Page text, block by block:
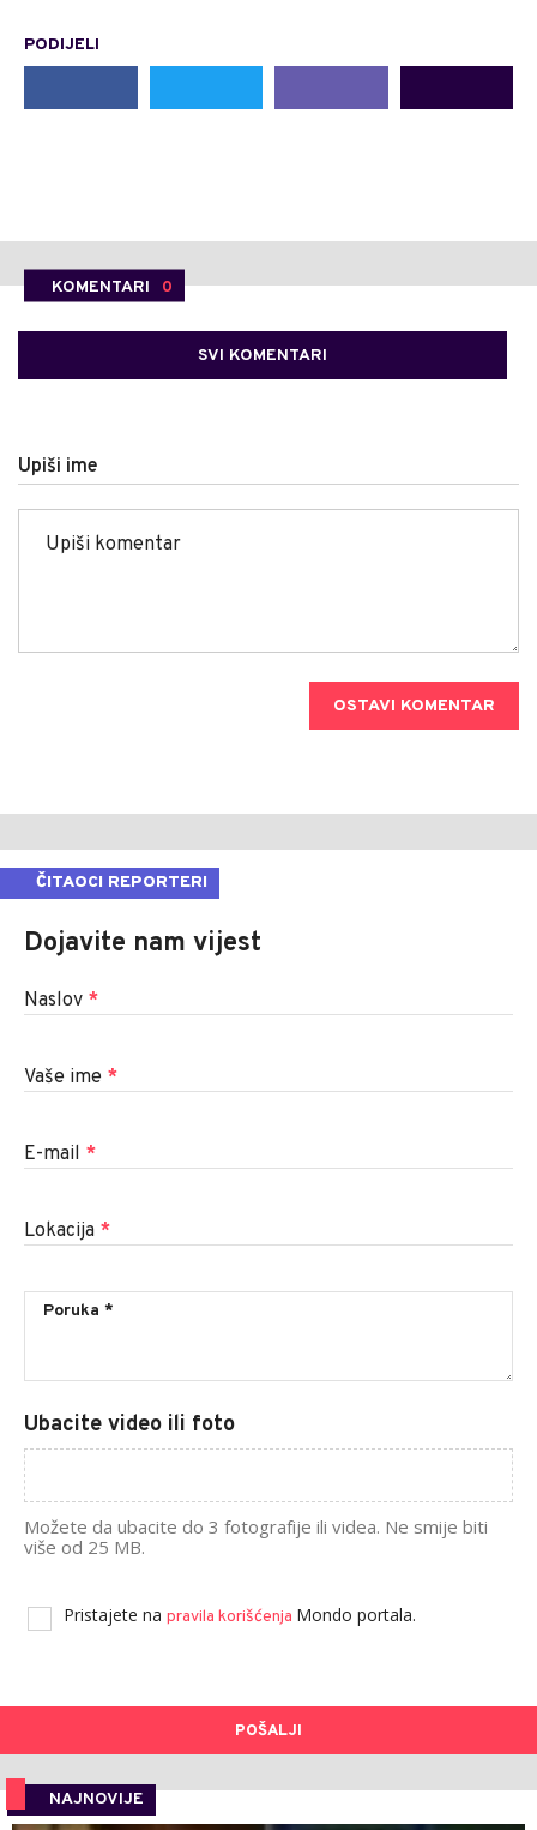
PODIJELI
KOMENTARI 0
SVI KOMENTARI
Upiši ime
OSTAVI KOMENTAR
ČITAOCI REPORTERI
Dojavite nam vijest
Naslov *
Vaše ime *
E-mail *
Lokacija *
Ubacite video ili foto
Možete da ubacite do 3 fotografije ili videa. Ne smije biti
više od 25 MB.
Pristajete na pravila korišćenja Mondo portala.
POŠALJI
NAJNOVIJE